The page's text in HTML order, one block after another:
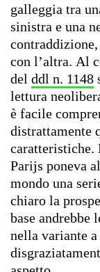
galleggia tra
sinistra e una
con l’altra. Al
del ddl n. 1148
lettura
è facile
distrattamente
caratteristiche.
Parijs poneva
mondo una
chiaro la
base andrebbe
nella variante